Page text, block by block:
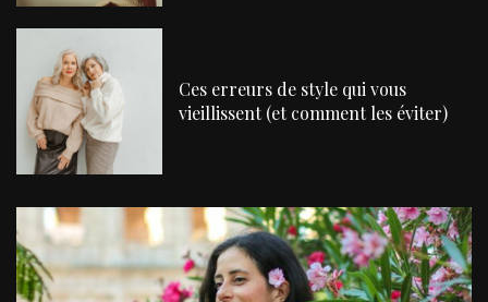
Ces erreurs de style qui vous
vieillissent (et comment les éviter)